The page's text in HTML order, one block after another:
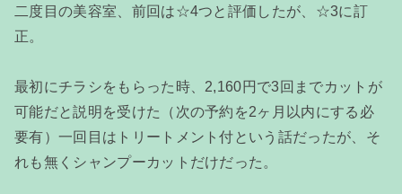
二度目の美容室、前回は☆4つと評価したが、☆3に訂
正。
最初にチラシをもらった時、2,160円で3回までカットが
可能だと説明を受けた（次の予約を2ヶ月以内にする必
要有）一回目はトリートメント付という話だったが、そ
れも無くシャンプーカットだけだった。